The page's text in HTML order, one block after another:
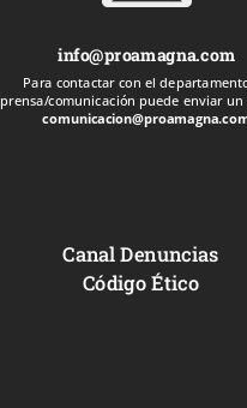
info@proamagna.com
Para contactar con el
prensa/comunicación puede enviar un
Canal Denuncias
Código Ético